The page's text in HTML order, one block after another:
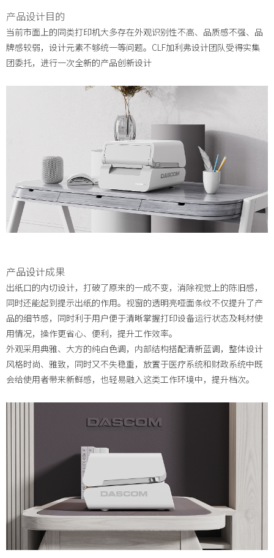
产品设计目的
当前市面上的同类打印机大多存在外观识别性不高、品质感不强、品
牌感较弱，设计元素不够统一等问题。 CLF加利弗设计团队受得实集
团委托，进行一次全新的产品创新设计
产品设计成果
出纸口的内切设计，打破了原来的一成不变，消除视觉上的陈旧感，
同时还能起到提示出纸的作用。 视窗的透明亮哑面条纹不仅提升了产
品的细节感，同时利于用户便于清晰掌握打印设备运行状态及耗材使
用情况，操作更省心、便利，提升工作效率。
外观采用典雅、大方的纯白色调，内部结构搭配清新蓝调，整体设计
风格时尚、雅致，同时又不失稳重，放置于医疗系统和财政系统中既
会给使用者带来新鲜感，也轻易融入这类工作环境中，提升档次。